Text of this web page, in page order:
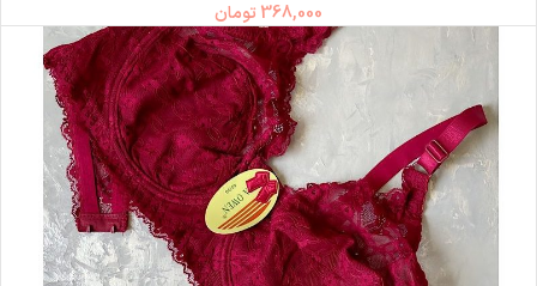
368,000 تومان